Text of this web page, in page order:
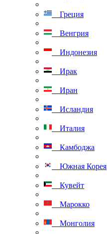
Греция
Венгрия
Индонезия
Ирак
Иран
Исландия
Италия
Камбоджа
Южная Корея
Кувейт
Марокко
Монголия